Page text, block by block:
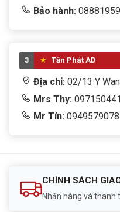
Bảo hành:
3 Tấn Phát AD
Địa chỉ: 02/13 Y
Mrs Thy:
Mr Tín: 0949579078
CHÍNH SÁCH
Nhận hàng và thanh